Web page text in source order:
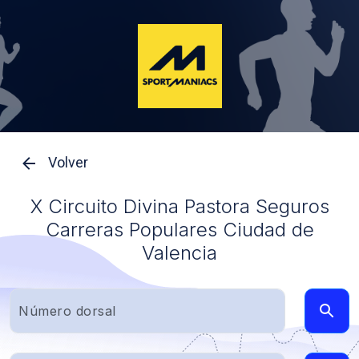
Volver
X Circuito Divina Pastora Seguros
Carreras Populares Ciudad de
Valencia